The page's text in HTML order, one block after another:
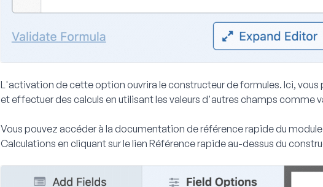
L'activation de cette option ouvrira le constructeur de formules. Ici, vous
et effectuer des calculs en utilisant les valeurs d'autres champs comme
Vous pouvez accéder à la documentation de référence rapide du
Calculations en cliquant sur le lien Référence rapideau-dessus du